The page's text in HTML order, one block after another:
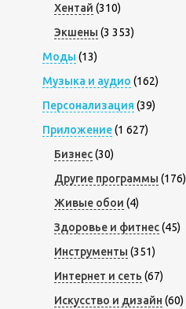
Хентай (310)
Экшены (3 353)
Моды (13)
Музыка и аудио (162)
Персонализация (39)
Приложение(1 627)
Бизнес(30)
Другие программы (176)
Живые обои (4)
Здоровье и фитнес(45)
Инструменты (351)
Интернет и сеть (67)
Искусство и дизайн (60)